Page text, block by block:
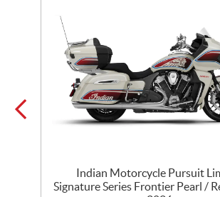
Indian Motorcycle Pursuit
Signature Series Frontier Pearl /